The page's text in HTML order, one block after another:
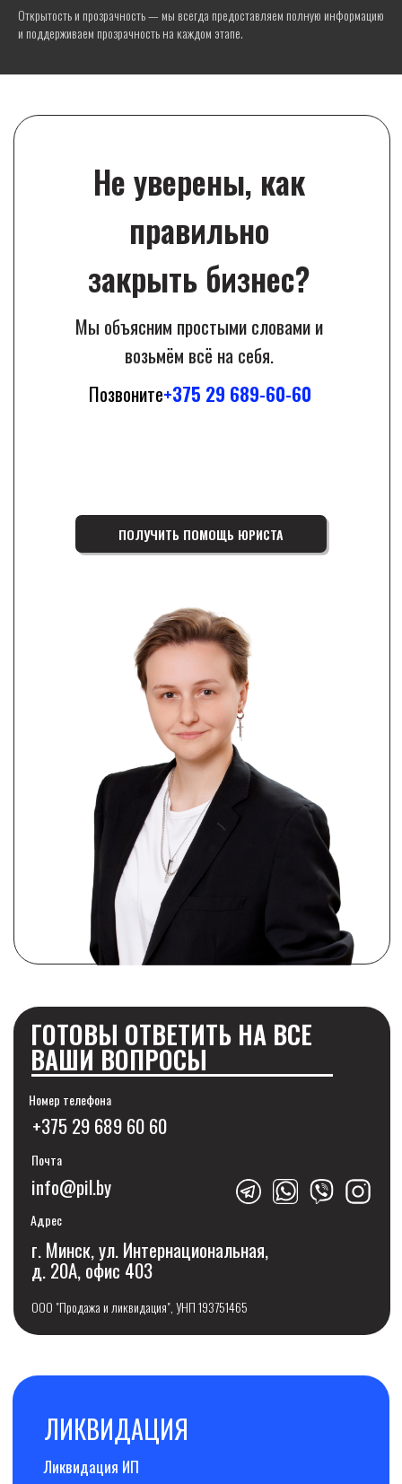
Открытость и прозрачность — мы всегда предоставляем полную информацию
и поддерживаем прозрачность на каждом этапе.
БАНКРОТСТВО
ПРОДАЖА
Ликвидация компании в Солигорске
Ликвидация компании в Слуцке
Ликвидация компании в Новогрудке
Ликвидация компании в Речице
Ликвидация компании в Мозыре
Ликвидация компании в Жлобине
Ликвидация компании в Орше
Ликвидация компании в Новополоцке
Ликвидация компании в Шклове
Ликвидация компании в Светлогорске
Ликвидация компании в Пинске
Ликвидация компании в Борисове
Ликвидация компании в Бресте
Ликвидация компании в Гродно
Ликвидация компании в Витебске
Сопровождение банкротства
Банкротство СП
Банкротство ОДО
Банкротство ЧУП
Банкротство ОАО
Банкротство ЗАО
Банкротство ООО
Банкротство ИП
Консультация по продаже бизнеса
Смена учредителя
Покупка и продажа доли
Продажа СП
Продажа ОДО
Продажа ЧТУП
Продажа ЧУП
Продажа УП
Продажа ЗАО
Завершение затянувшейся ликвидации
Ликвидация ООО на УСН
Ликвидация ООО с недостоверным адресом
Ликвидация ООО через продажу
Ликвидация СП
Консультация по ликвидации компании
Ликвидация ОДО
Ликвидация ЧТУП
Ликвидация ЧУП